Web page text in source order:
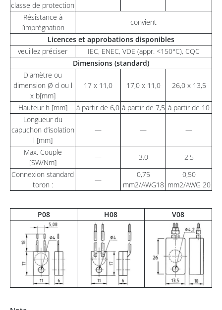
classe de protection
Résistance à
l’imprégnation
convient
Licences et approbations disponibles
veuillez préciser
IEC, ENEC, VDE (appr. <150°C), CQC
Dimensions (standard)
Diamètre ou
dimension Ø d ou l
x b[mm]
17 x 11,0 17,0 x 11,0 26,0 x 13,5
Hauteur h [mm] à partir de 6,0 à partir de 7,5 à partir de 10
Longueur du
capuchon d’isolation
l [mm]
— — —
Max. Couple
[SW/Nm]
— 3,0
2,5
Connexion standard
toron :
—
0,75
mm2/AWG18
0,50
mm2/AWG 20
P08 H08 V08